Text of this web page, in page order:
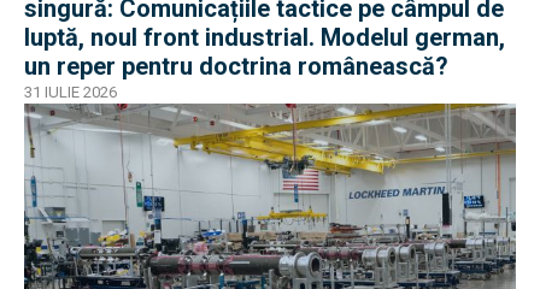
singură: Comunicațiile tactice pe câmpul de
luptă, noul front industrial. Modelul german,
un reper pentru doctrina românească?
31 IULIE 2026